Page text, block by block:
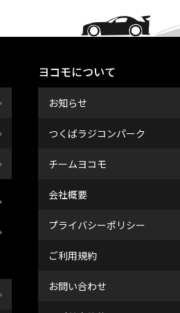
ヨコモについて
お知らせ
つくばラジコンパーク
チームヨコモ
会社概要
プライバシーポリシー
ご利用規約
お問い合わせ